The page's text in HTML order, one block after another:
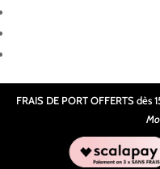
FRAIS DE PORT OFFERTS dès